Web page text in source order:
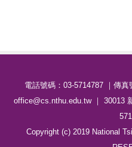
電話號碼：03-5714787 ｜傳真
office@cs.nthu.edu.tw ｜ 30013
Copyright (c) 2019 National